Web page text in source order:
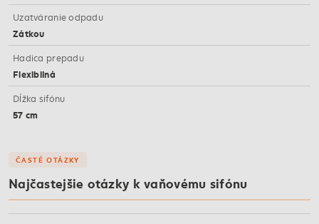
Uzatváranie odpadu
Zátkou
Hadica prepadu
Flexibilná
Dĺžka sifónu
57 cm
ČASTÉ OTÁZKY
Najčastejšie otázky k vaňovému sifónu